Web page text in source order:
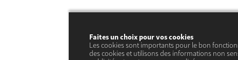
Faites un choix pour vos cookies
Les cookies sont importants pour le bon
des cookies et utilisons des informations non